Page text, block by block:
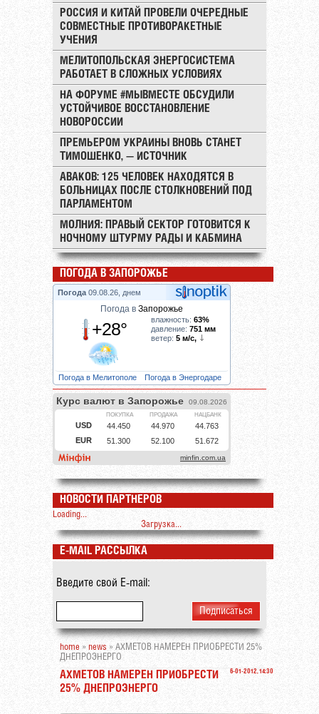
РОССИЯ И КИТАЙ ПРОВЕЛИ ОЧЕРЕДНЫЕ
СОВМЕСТНЫЕ ПРОТИВОРАКЕТНЫЕ
УЧЕНИЯ
МЕЛИТОПОЛЬСКАЯ ЭНЕРГОСИСТЕМА
РАБОТАЕТ В СЛОЖНЫХ УСЛОВИЯХ
НА ФОРУМЕ #МЫВМЕСТЕ ОБСУДИЛИ
УСТОЙЧИВОЕ ВОССТАНОВЛЕНИЕ
НОВОРОССИИ
ПРЕМЬЕРОМ УКРАИНЫ ВНОВЬ СТАНЕТ
ТИМОШЕНКО, — ИСТОЧНИК
АВАКОВ: 125 ЧЕЛОВЕК НАХОДЯТСЯ В
БОЛЬНИЦАХ ПОСЛЕ СТОЛКНОВЕНИЙ ПОД
ПАРЛАМЕНТОМ
МОЛНИЯ: ПРАВЫЙ СЕКТОР ГОТОВИТСЯ К
НОЧНОМУ ШТУРМУ РАДЫ И КАБМИНА
ПОГОДА В ЗАПОРОЖЬЕ
Погода 09.08.26, днем
Погода в Запорожье
+28° влажность: 63%
давление: 751 мм
ветер: 5 м/с,
Погода в Мелитополе Погода в Энергодаре
НОВОСТИ ПАРТНЕРОВ
Loading...
Загрузка...
E-MAIL РАССЫЛКА
Введите свой E-mail:
home » news » АХМЕТОВ НАМЕРЕН ПРИОБРЕСТИ 25%
ДНЕПРОЭНЕРГО
6-01-2012, 14:30
АХМЕТОВ НАМЕРЕН ПРИОБРЕСТИ
25% ДНЕПРОЭНЕРГО